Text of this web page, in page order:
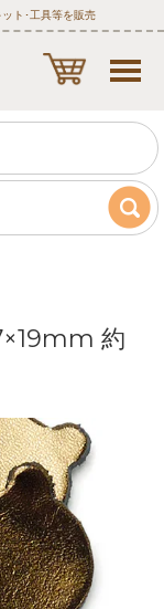
ット･工具等を販売
約